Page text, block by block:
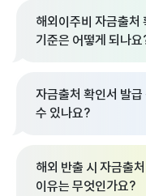
해외이주비 자금출처
기준은 어떻게 되나
자금출처 확인서 발
수 있나요?
해외 반출 시 자금출
이유는 무엇인가요?